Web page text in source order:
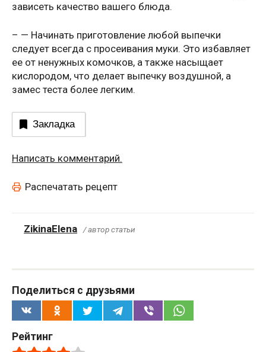
зависеть качество вашего блюда.
– — Начинать приготовление любой выпечки
следует всегда с просеивания муки. Это избавляет
ее от ненужных комочков, а также насыщает
кислородом, что делает выпечку воздушной, а
замес теста более легким.
Закладка
Написать комментарий.
Распечатать рецепт
ZikinaElena / автор статьи
Поделиться с друзьями
Рейтинг